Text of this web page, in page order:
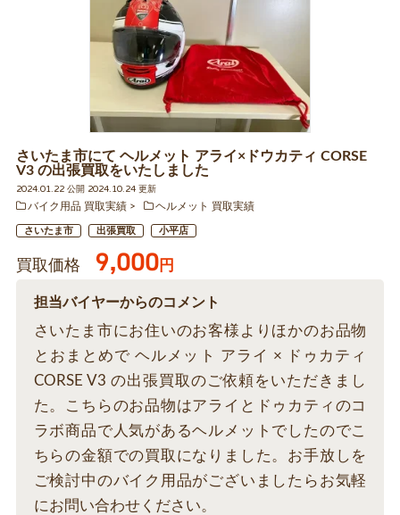
さいたま市にて ヘルメット アライ×ドウカティ CORSE
V3 の出張買取をいたしました
2024.01.22 公開 2024.10.24 更新
バイク用品 買取実績
ヘルメット 買取実績
さいたま市 出張買取 小平店
買取価格 9,000円
担当バイヤーからのコメント
さいたま市にお住いのお客様よりほかのお品物
とおまとめで ヘルメット アライ × ドゥカティ
CORSE V3 の出張買取のご依頼をいただきまし
た。こちらのお品物はアライとドゥカティのコ
ラボ商品で人気があるヘルメットでしたのでこ
ちらの金額での買取になりました。お手放しを
ご検討中のバイク用品がございましたらお気軽
にお問い合わせください。